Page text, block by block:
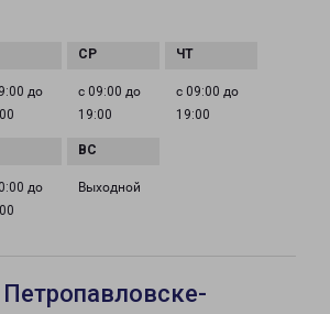
до
с 09:00 до
19:00
с 09:00 до
19:00
до
Выходной